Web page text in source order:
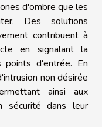
d'ombre que les
Des solutions
contribuent à
en signalant la
points d'entrée. En
non désirée
ainsi aux
dans leur